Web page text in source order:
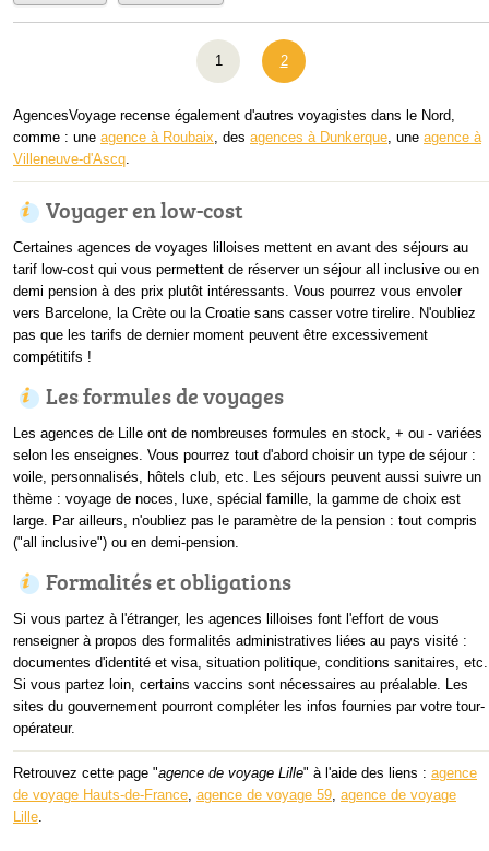
1 2
AgencesVoyage recense également d'autres voyagistes dans le Nord,
comme : une agence à Roubaix , des agences à Dunkerque , une agence à
Villeneuve-d'Ascq
Voyager en low-cost
Certaines agences de voyages lilloises mettent en avant des séjours au
tarif low-cost qui vous permettent de réserver un séjour all inclusive ou en
demi pension à des prix plutôt intéressants. Vous pourrez vous envoler
vers Barcelone, la Crète ou la Croatie sans casser votre tirelire. N'oubliez
pas que les tarifs de dernier moment peuvent être excessivement
compétitifs !
Les formules de voyages
Les agences de Lille ont de nombreuses formules en stock, + ou - variées
selon les enseignes. Vous pourrez tout d'abord choisir un type de séjour :
voile, personnalisés, hôtels club, etc. Les séjours peuvent aussi suivre un
thème : voyage de noces, luxe, spécial famille, la gamme de choix est
large. Par ailleurs, n'oubliez pas le paramètre de la pension : tout compris
("all inclusive") ou en demi-pension.
Formalités et obligations
Si vous partez à l'étranger, les agences lilloises font l'effort de vous
renseigner à propos des formalités administratives liées au pays visité :
documentes d'identité et visa, situation politique, conditions sanitaires, etc.
Si vous partez loin, certains vaccins sont nécessaires au préalable. Les
sites du gouvernement pourront compléter les infos fournies par votre tour-
opérateur.
Retrouvez cette page "agence de voyage Lille" à l'aide des liens : agence
de voyage Hauts-de-France agence de voyage 59 agence de voyage
Lille